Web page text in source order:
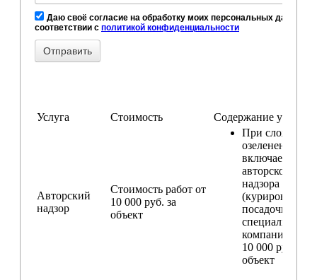
Даю своё согласие на обработку моих персональных данных, в
соответствии с политикой конфиденциальности
Услуга Стоимость Содержание услуги
Авторский
надзор
Стоимость работ от
10 000 руб. за
объект
При сложном
озеленении
включаем
авторского
надзора
(курирование
посадочных
специалистом
компании) —
10 000 руб. за
объект